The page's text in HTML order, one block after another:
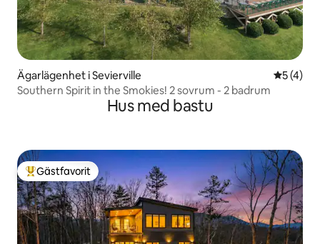
Ägarlägenhet i Sevierville 5 av 5 i
5 (4)
Southern Spirit in the Smokies! 2 sovrum - 2 badrum
Hus med bastu
Populär gästfavorit
Gästfavorit